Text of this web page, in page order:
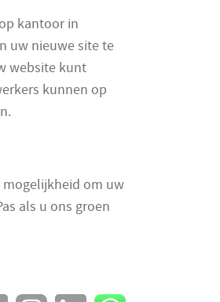
kantoor in
uw nieuwe site te
website kunt
kunnen op
om uw
als u ons groen